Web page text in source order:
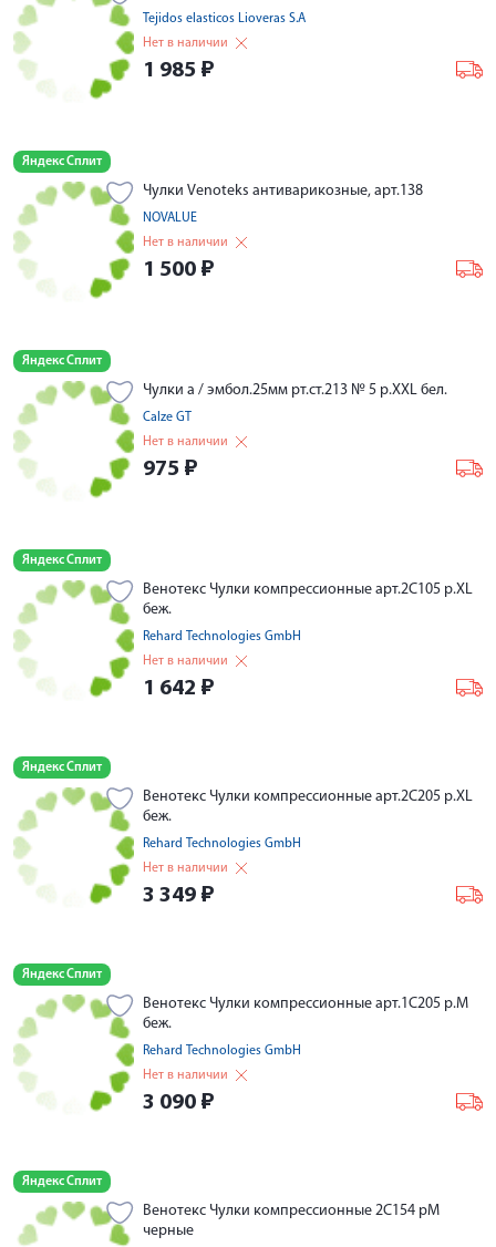
Tejidos elasticos Lioveras S.A
Нет в наличии
1 985 ₽
Яндекс Сплит
Чулки Venoteks антиварикозные, арт.138
NOVALUE
Нет в наличии
1 500 ₽
Яндекс Сплит
Чулки а / эмбол.25мм рт.ст.213 № 5 р.XXL бел.
Calze GT
Нет в наличии
975 ₽
Яндекс Сплит
Венотекс Чулки компрессионные арт.2С105 р.XL
беж.
Rehard Technologies GmbH
Нет в наличии
1 642 ₽
Яндекс Сплит
Венотекс Чулки компрессионные арт.2С205 р.XL
беж.
Rehard Technologies GmbH
Нет в наличии
3 349 ₽
Яндекс Сплит
Венотекс Чулки компрессионные арт.1С205 р.М
беж.
Rehard Technologies GmbH
Нет в наличии
3 090 ₽
Яндекс Сплит
Венотекс Чулки компрессионные 2С154 рМ
черные